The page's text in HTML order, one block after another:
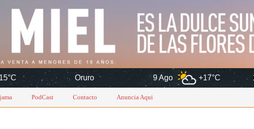
Oruro 9 Ago +17°C 10 Ago
PodCast Contacto Anuncia Aqui